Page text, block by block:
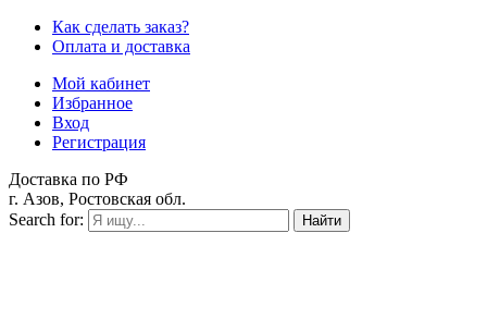
Как сделать заказ?
Оплата и доставка
Мой кабинет
Избранное
Вход
Регистрация
Доставка по РФ
г. Азов, Ростовская обл.
Search for:
Найти